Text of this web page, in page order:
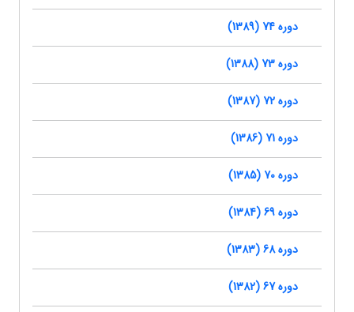
دوره 74 (1389)
دوره 73 (1388)
دوره 72 (1387)
دوره 71 (1386)
دوره 70 (1385)
دوره 69 (1384)
دوره 68 (1383)
دوره 67 (1382)